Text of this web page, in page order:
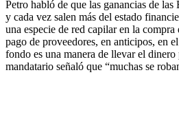
Petro habló de que las ganancias de las
y cada vez salen más del estado
una especie de red capilar en la compra
pago de proveedores, en anticipos, en
fondo es una manera de llevar el
mandatario señaló que “muchas se